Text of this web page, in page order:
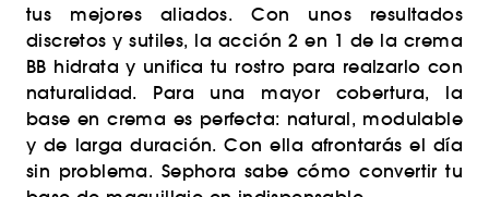
tus mejores aliados. Con unos resultados
discretos y sutiles, la acción 2 en 1 de la crema
BB hidrata y unifica tu rostro para realzarlo con
naturalidad. Para una mayor cobertura, la
base en crema es perfecta: natural, modulable
y de larga duración. Con ella afrontarás el día
sin problema. Sephora sabe cómo convertir tu